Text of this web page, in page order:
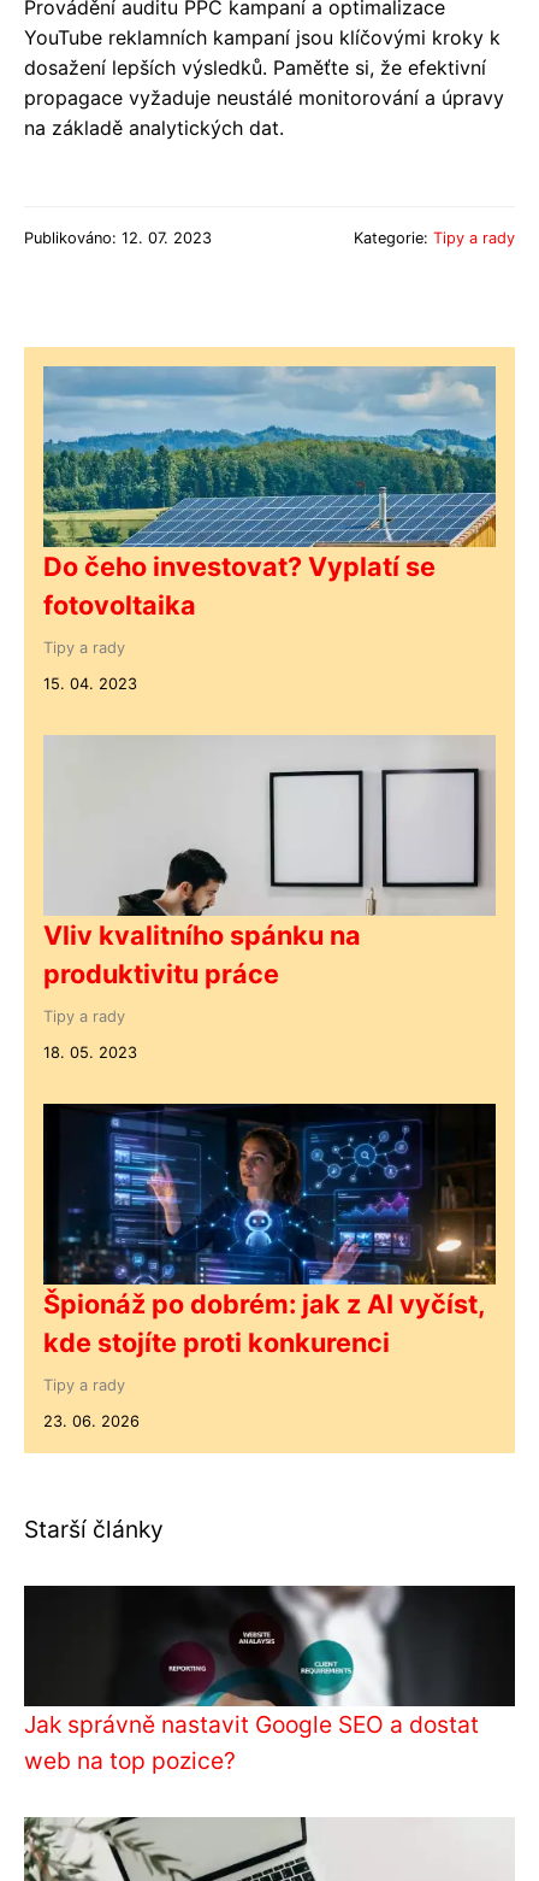
Provádění auditu PPC kampaní a optimalizace
YouTube reklamních kampaní jsou klíčovými kroky k
dosažení lepších výsledků. Paměťte si, že efektivní
propagace vyžaduje neustálé monitorování a úpravy
na základě analytických dat.
Publikováno: 12. 07. 2023 Kategorie: Tipy a rady
Do čeho investovat? Vyplatí se
fotovoltaika
Tipy a rady
15. 04. 2023
Vliv kvalitního spánku na
produktivitu práce
Tipy a rady
18. 05. 2023
Špionáž po dobrém: jak z AI vyčíst,
kde stojíte proti konkurenci
Tipy a rady
23. 06. 2026
Starší články
Jak správně nastavit Google SEO a dostat
web na top pozice?